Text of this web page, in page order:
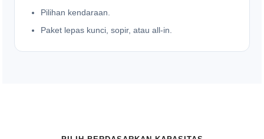
Pilihan kendaraan.
Paket lepas kunci, sopir, atau all-in.